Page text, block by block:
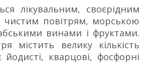
лікувальним, своєрідним
чистим повітрям, морською
винами і фруктами.
містить велику кількість
йодисті, кварцові, фосфорні